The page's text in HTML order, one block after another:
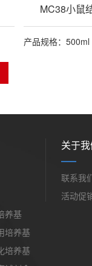
MC38小鼠
产品规格：500ml
养基
培养基
培养基
关于
联系我
活动促